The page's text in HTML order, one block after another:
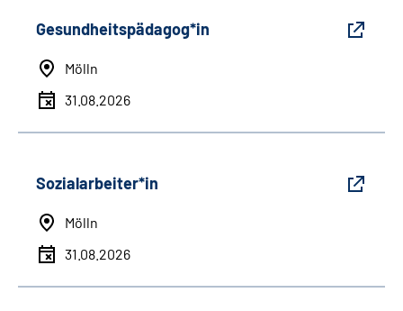
Gesundheitspädagog*in
Mölln
31.08.2026
Sozialarbeiter*in
Mölln
31.08.2026